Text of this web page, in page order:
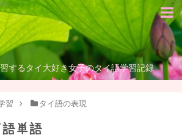
するタイ大好き女子のタイ語学習記録
習 タイ語の表現
語単語